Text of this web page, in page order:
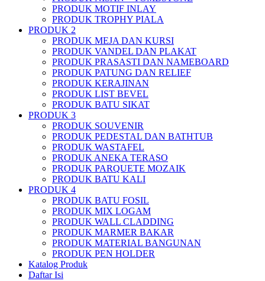
PRODUK MOTIF INLAY
PRODUK TROPHY PIALA
PRODUK 2
PRODUK MEJA DAN KURSI
PRODUK VANDEL DAN PLAKAT
PRODUK PRASASTI DAN NAMEBOARD
PRODUK PATUNG DAN RELIEF
PRODUK KERAJINAN
PRODUK LIST BEVEL
PRODUK BATU SIKAT
PRODUK 3
PRODUK SOUVENIR
PRODUK PEDESTAL DAN BATHTUB
PRODUK WASTAFEL
PRODUK ANEKA TERASO
PRODUK PARQUETE MOZAIK
PRODUK BATU KALI
PRODUK 4
PRODUK BATU FOSIL
PRODUK MIX LOGAM
PRODUK WALL CLADDING
PRODUK MARMER BAKAR
PRODUK MATERIAL BANGUNAN
PRODUK PEN HOLDER
Katalog Produk
Daftar Isi